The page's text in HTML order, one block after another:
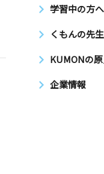
学習中の方へ
くもんの先
KUMONの
企業情報